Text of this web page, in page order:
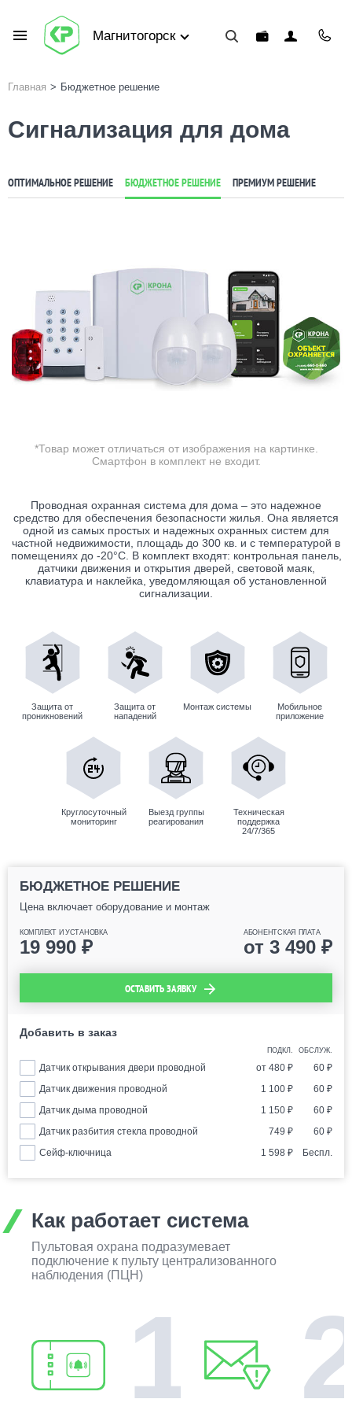
Магнитогорск
Главная > Бюджетное решение
Сигнализация для дома
ОПТИМАЛЬНОЕ РЕШЕНИЕ БЮДЖЕТНОЕ РЕШЕНИЕ ПРЕМИУМ РЕШЕНИЕ
*Товар может отличаться от изображения на картинке.
Смартфон в комплект не входит.
Проводная охранная система для дома – это надежное
средство для обеспечения безопасности жилья. Она является
одной из самых простых и надежных охранных систем для
частной недвижимости, площадь до 300 кв. и с температурой в
помещениях до -20°C. В комплект входят: контрольная панель,
датчики движения и открытия дверей, световой маяк,
клавиатура и наклейка, уведомляющая об установленной
сигнализации.
Защита от
проникновений
Защита от
нападений
Монтаж системы
Мобильное
приложение
Круглосуточный
мониторинг
Выезд группы
реагирования
Техническая
поддержка
24/7/365
БЮДЖЕТНОЕ РЕШЕНИЕ
Цена включает оборудование и монтаж
КОМПЛЕКТ И УСТАНОВКА
19 990 ₽
АБОНЕНТСКАЯ ПЛАТА
от 3 490 ₽
ОСТАВИТЬ ЗАЯВКУ
Добавить в заказ
ПОДКЛ. ОБСЛУЖ.
Датчик открывания двери проводной от 480 ₽ 60 ₽
Датчик движения проводной
1 100 ₽ 60 ₽
Датчик дыма проводной
1 150 ₽ 60 ₽
Датчик разбития стекла проводной
749 ₽ 60 ₽
Сейф-ключница
1 598 ₽ Беспл.
Как работает система
Пультовая охрана подразумевает
подключение к пульту централизованного
наблюдения (ПЦН)
1